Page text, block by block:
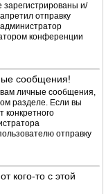
и/
отправку
конференции
сообщения!
личные сообщения,
разделе. Если вы
конкретного
отправку
кого-то с этой